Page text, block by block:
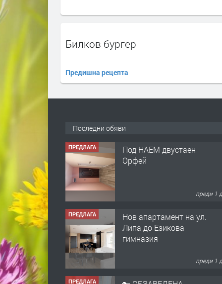
Билков бургер
Предишна рецепта
Последни обяви
ПРЕДЛАГА
Под НАЕМ двустаен
Орфей
преди 1
ПРЕДЛАГА
Нов апартамент на ул.
Липа до Езикова
гимназия
преди 1
ПРЕДЛАГА